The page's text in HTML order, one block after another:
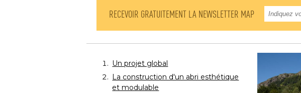
RECEVOIR GRATUITEMENT LA NEWSLETTER MAP
Un projet global
La construction d'un abri esthétique
et modulable